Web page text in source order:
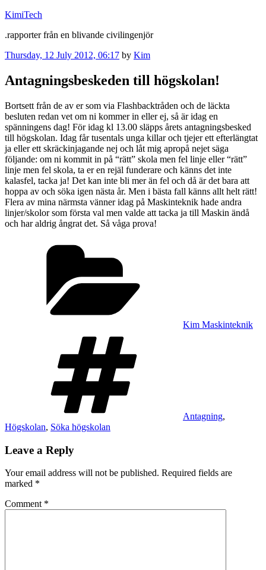
Skip
content
KimiTech
.rapporter från en blivande civilingenjör
Posted
Thursday, 12 July 2012, 06:17 by Kim
Antagningsbeskeden till högskolan!
Bortsett från de av er som via Flashbacktråden och de läckta
besluten redan vet om ni kommer in eller ej, så är idag en
spänningens dag! För idag kl 13.00 släpps årets antagningsbesked
till högskolan. Idag får tusentals unga killar och tjejer ett efterlängtat
ja eller ett skräckinjagande nej och låt mig apropå nejet säga
följande: om ni kommit in på “rätt” skola men fel linje eller “rätt”
linje men fel skola, ta er en rejäl funderare och känns det inte
kalasfel, tacka ja! Det kan inte bli mer än fel och då är det bara att
hoppa av och söka igen nästa år. Men i bästa fall känns allt helt rätt!
Flera av mina närmsta vänner idag på Maskinteknik hade andra
linjer/skolor som första val men valde att tacka ja till Maskin ändå
och har aldrig ångrat det. Så våga prova!
Kim Maskinteknik
Antagning,
Högskolan, Söka högskolan
Leave a Reply
Your email address will not be published. Required fields are
marked *
Comment *